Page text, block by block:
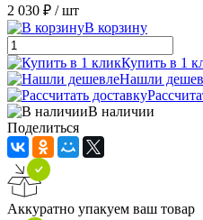
2 030 ₽ / шт
В корзину
Купить в 1
Нашли
В наличии
Поделиться
Аккуратно упакуем ваш товар